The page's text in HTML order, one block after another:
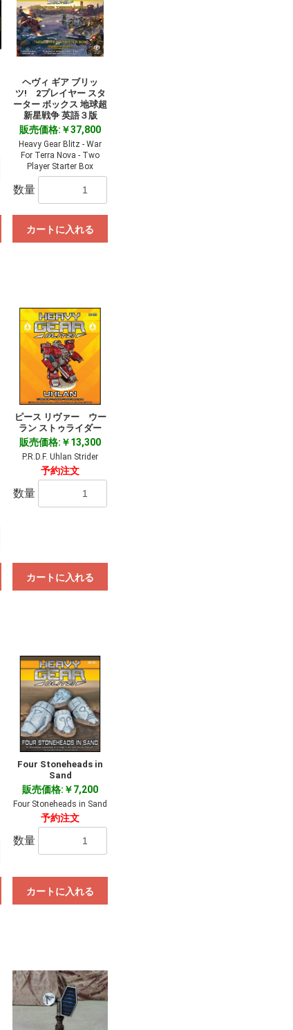
ヘヴィ ギア ブリッ
ツ! 2プレイヤー スタ
ーター ボックス 地球超
新星戦争 英語３版
販売価格:￥37,800
Heavy Gear Blitz - War
For Terra Nova - Two
Player Starter Box
数量
カートに入れる
ピース リヴァー ウー
ラン ストゥライダー
販売価格:￥13,300
P.R.D.F. Uhlan Strider
予約注文
数量
カートに入れる
Four Stoneheads in
Sand
販売価格:￥7,200
Four Stoneheads in Sand
予約注文
数量
カートに入れる